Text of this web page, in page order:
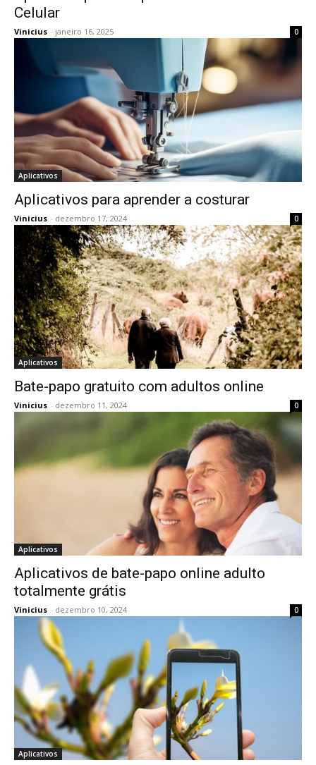
Celular
Vinicius - janeiro 16, 2025 0
Aplicativos
Aplicativos para aprender a costurar
Vinicius - dezembro 17, 2024 0
Aplicativos
Bate-papo gratuito com adultos online
Vinicius - dezembro 11, 2024 0
Aplicativos
Aplicativos de bate-papo online adulto
totalmente grátis
Vinicius - dezembro 10, 2024 0
Aplicativos